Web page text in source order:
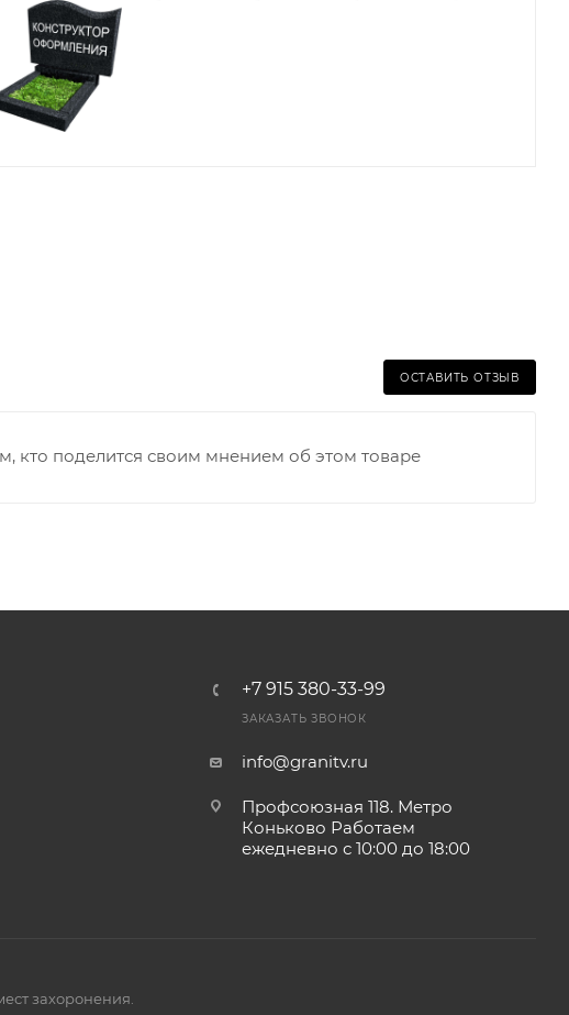
ОСТАВИТЬ ОТЗЫВ
кто поделится своим мнением об этом товаре
+7 915 380-33-99
ЗАКАЗАТЬ ЗВОНОК
info@granitv.ru
Профсоюзная 118. Метро
Коньково Работаем
ежедневно с 10:00 до 18:00
захоронения.